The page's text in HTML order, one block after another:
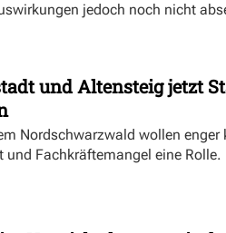
jedoch noch nicht
und Altensteig jetzt
Nordschwarzwald wollen enger
Fachkräftemangel eine Rolle.